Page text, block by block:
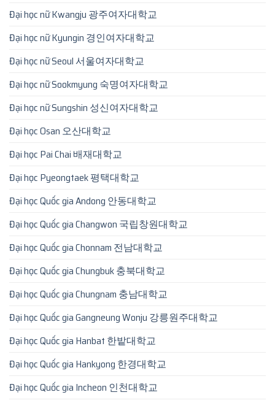
Đại học nữ Kwangju 광주여자대학교
Đại học nữ Kyungin 경인여자대학교
Đại học nữ Seoul 서울여자대학교
Đại học nữ Sookmyung 숙명여자대학교
Đại học nữ Sungshin 성신여자대학교
Đại học Osan 오산대학교
Đại học Pai Chai 배재대학교
Đại học Pyeongtaek 평택대학교
Đại học Quốc gia Andong 안동대학교
Đại học Quốc gia Changwon 국립창원대학교
Đại học Quốc gia Chonnam 전남대학교
Đại học Quốc gia Chungbuk 충북대학교
Đại học Quốc gia Chungnam 충남대학교
Đại học Quốc gia Gangneung Wonju 강릉원주대학교
Đại học Quốc gia Hanbat 한밭대학교
Đại học Quốc gia Hankyong 한경대학교
Đại học Quốc gia Incheon 인천대학교